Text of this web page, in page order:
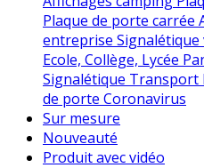
Plaque de porte carrée
entreprise
Ecole, Collège, Lycée
Signalétique Transport
de porte Coronavirus
Sur mesure
Nouveauté
Produit avec vidéo